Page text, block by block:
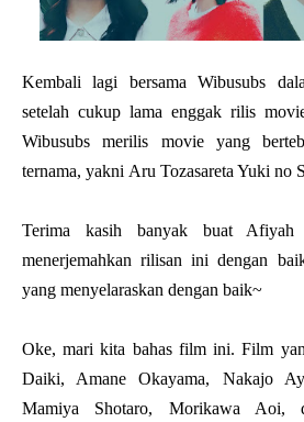
Kembali lagi bersama Wibusubs
setelah cukup lama enggak rilis
Wibusubs merilis movie yang
ternama, yakni Aru Tozasareta Yuki no
Terima kasih banyak buat Afiyah
menerjemahkan rilisan ini dengan
yang menyelaraskan dengan baik~
Oke, mari kita bahas film ini. Film
Daiki, Amane Okayama, Nakajo
Mamiya Shotaro, Morikawa